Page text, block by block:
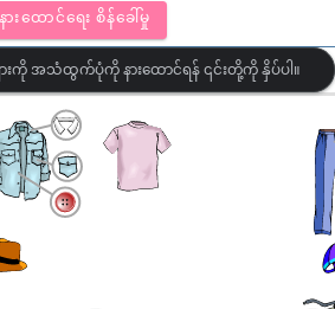
နားထောင်ရေး စိန်ခေါ်မှု
ျားကို အသံထွက်ပုံကို နားထောင်ရန် ၎င်းတို့ကို နှိပ်ပါ။